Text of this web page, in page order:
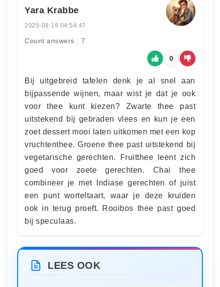
Yara Krabbe
2025-09-16 04:54:47
Count answers : 7
0
Bij uitgebreid tafelen denk je al snel aan
bijpassende wijnen, maar wist je dat je ook
voor thee kunt kiezen? Zwarte thee past
uitstekend bij gebraden vlees en kun je een
zoet dessert mooi laten uitkomen met een kop
vruchtenthee. Groene thee past uitstekend bij
vegetarische gerechten. Fruitthee leent zich
goed voor zoete gerechten. Chai thee
combineer je met Indiase gerechten of juist
een punt worteltaart, waar je deze kruiden
ook in terug proeft. Rooibos thee past goed
bij speculaas.
LEES OOK